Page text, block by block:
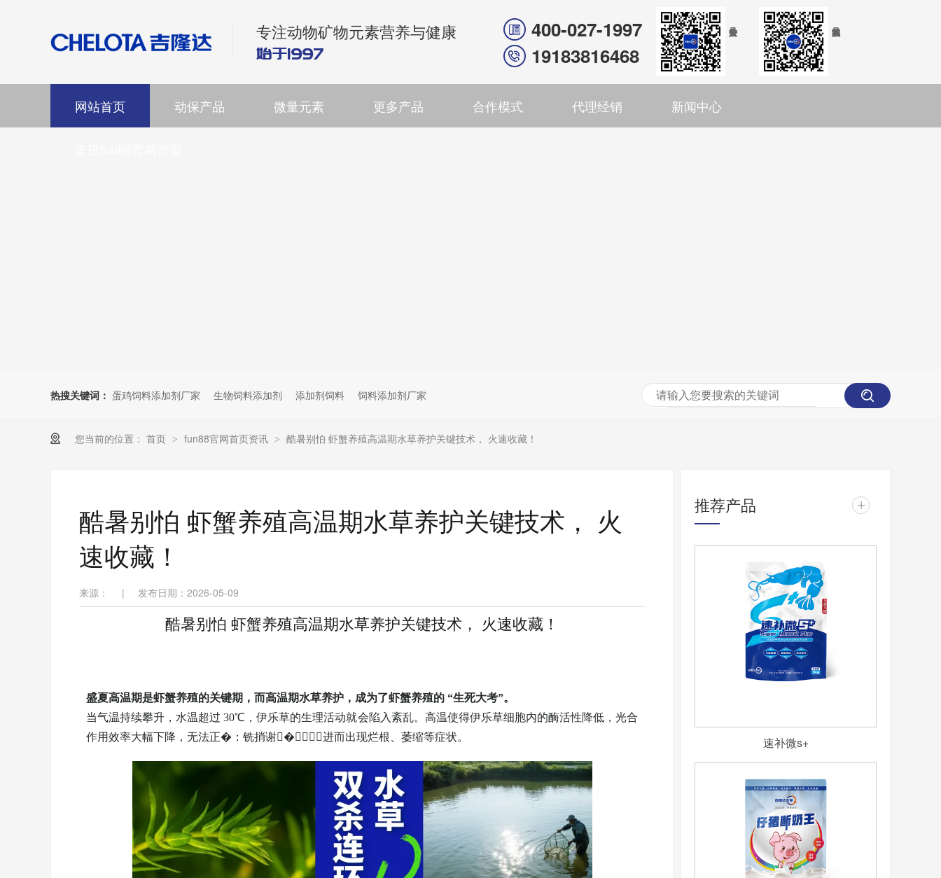
专注动物矿物元素营养与健康
400-027-1997
19183816468
网站首页 动保产品 微量元素 更多产品 合作模式 代理经销 新闻中心
热搜关键词： 蛋鸡饲料添加剂厂家 生物饲料添加剂 添加剂饲料 饲料添加剂厂家
您当前的位置： 首页 > fun88官网首页资讯 > 酷暑别怕 虾蟹养殖高温期水草养护关键技术， 火速收藏！
酷暑别怕 虾蟹养殖高温期水草养护关键技术， 火
速收藏！
来源： | 发布日期：2026-05-09
酷暑别怕 虾蟹养殖高温期水草养护关键技术， 火速收藏！
盛夏高温期是虾蟹养殖的关键期，而高温期水草养护，成为了虾蟹养殖的 “生死大考”。
当气温持续攀升，水温超过 30℃，伊乐草的生理活动就会陷入紊乱。高温使得伊乐草细胞内的酶活性降低，光合
作用效率大幅下降，无法正�：铣捎谢�，进而出现烂根、萎缩等症状。
推荐产品 +
速补微s+